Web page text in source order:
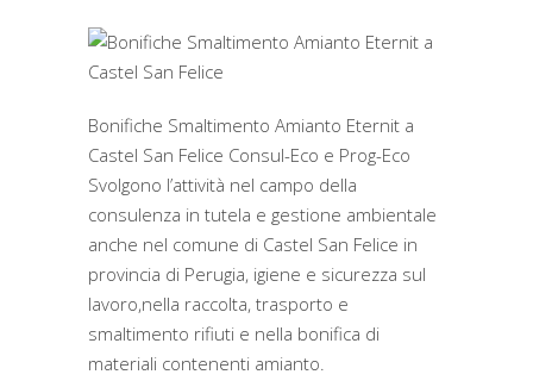
Bonifiche Smaltimento Amianto Eternit a
Castel San Felice Consul-Eco e Prog-Eco
Svolgono l’attività nel campo della
consulenza in tutela e gestione ambientale
anche nel comune di Castel San Felice in
provincia di Perugia, igiene e sicurezza sul
lavoro,nella raccolta, trasporto e
smaltimento rifiuti e nella bonifica di
materiali contenenti amianto.